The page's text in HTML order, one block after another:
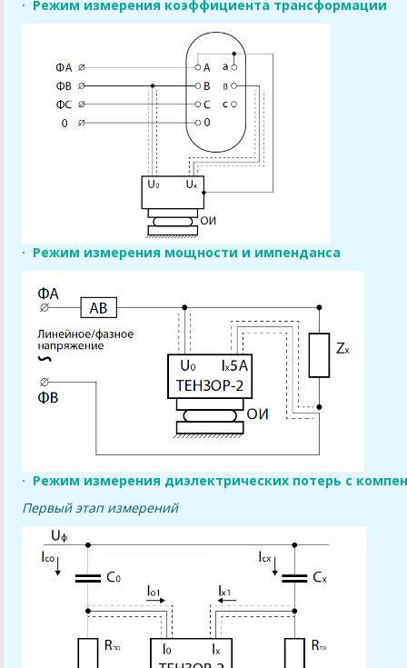
· Режим измерения коэффициента трансформации
· Режим измерения мощности и импенданса
· Режим измерения диэлектрических потерь с
Первый этап измерений